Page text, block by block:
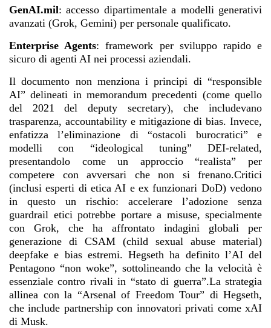
GenAI.mil: accesso dipartimentale a modelli generativi
avanzati (Grok, Gemini) per personale qualificato.
Enterprise Agents: framework per sviluppo rapido e
sicuro di agenti AI nei processi aziendali.
Il documento non menziona i principi di “responsible
AI” delineati in memorandum precedenti (come quello
del 2021 del deputy secretary), che includevano
trasparenza, accountability e mitigazione di bias. Invece,
enfatizza l’eliminazione di “ostacoli burocratici” e
modelli con “ideological tuning” DEI-related,
presentandolo come un approccio “realista” per
competere con avversari che non si frenano.Critici
(inclusi esperti di etica AI e ex funzionari DoD) vedono
in questo un rischio: accelerare l’adozione senza
guardrail etici potrebbe portare a misuse, specialmente
con Grok, che ha affrontato indagini globali per
generazione di CSAM (child sexual abuse material)
deepfake e bias estremi. Hegseth ha definito l’AI del
Pentagono “non woke”, sottolineando che la velocità è
essenziale contro rivali in “stato di guerra”.La strategia
allinea con la “Arsenal of Freedom Tour” di Hegseth,
che include partnership con innovatori privati come xAI
di Musk.